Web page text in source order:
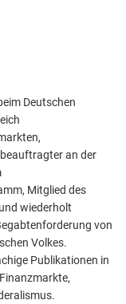
Deutschen
an der
Mitglied des
wiederholt
von
Volkes.
Publikationen in